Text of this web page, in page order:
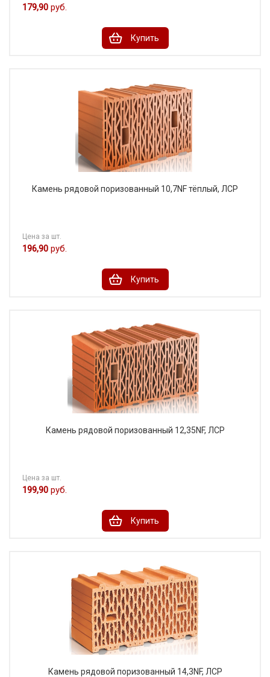
Фасадная плитка ручной работы Neo Romaans
(Новый Романский), завод "Heylen Bricks",
Фасадная плитка ручной работы Oud Romaans
(Старый Романский), завод "Heylen Bricks",
Бельгия
179,90 руб.
Купить
Камень рядовой поризованный 10,7NF тёплый, ЛСР
Цена за шт.
196,90 руб.
Купить
Камень рядовой поризованный 12,35NF, ЛСР
Цена за шт.
199,90 руб.
Купить
Камень рядовой поризованный 14,3NF, ЛСР